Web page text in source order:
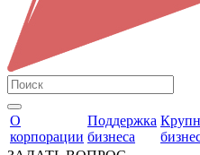
О
корпорации
Поддержка
бизнеса